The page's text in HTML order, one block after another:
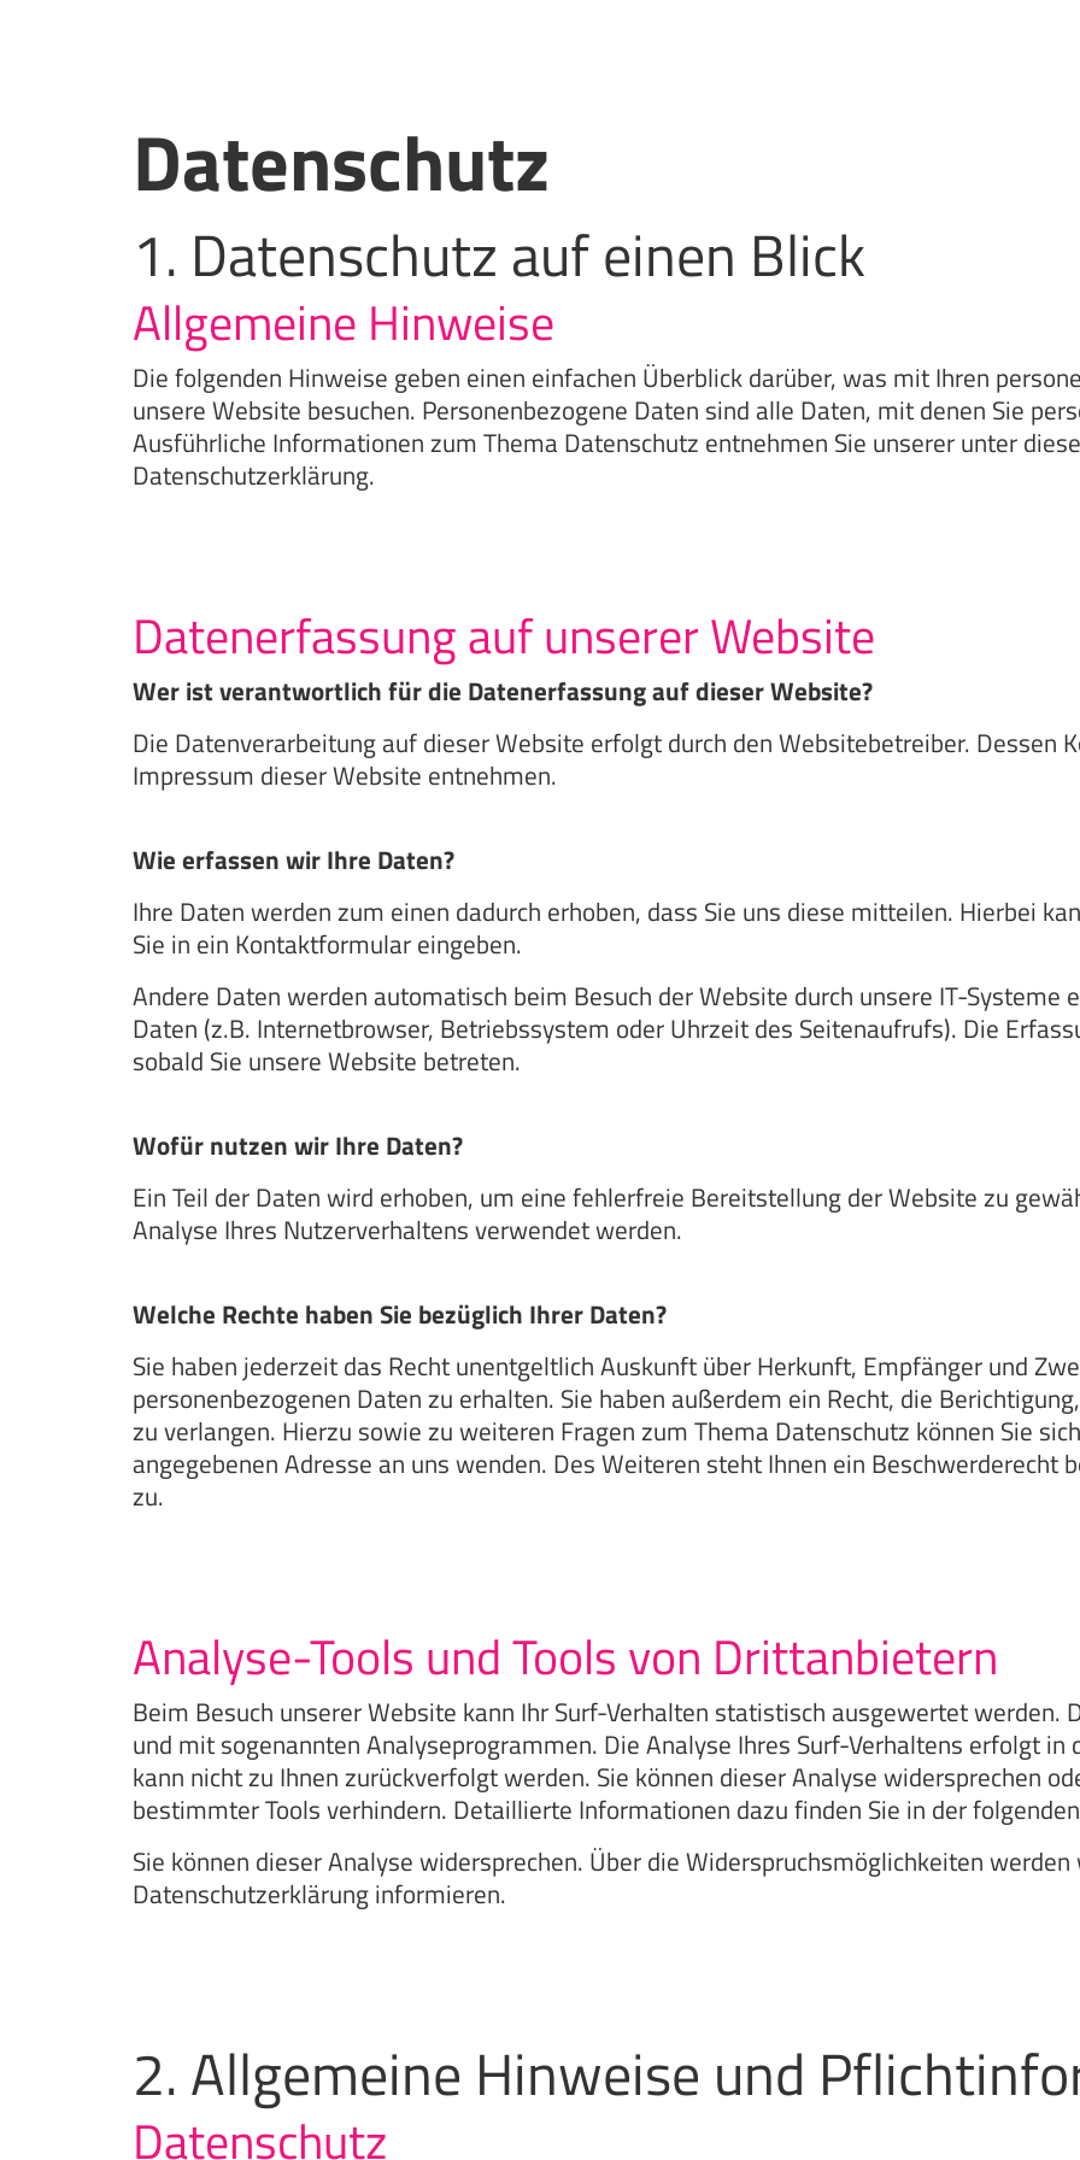
Datenschutz
1. Datenschutz auf einen Blick
Allgemeine Hinweise
Die folgenden Hinweise geben einen einfachen Überblick darüber, was mit Ihren
unsere Website besuchen. Personenbezogene Daten sind alle Daten, mit denen Sie
Ausführliche Informationen zum Thema Datenschutz entnehmen Sie unserer unter
Datenschutzerklärung.
Datenerfassung auf unserer Website
Wer ist verantwortlich für die Datenerfassung auf dieser Website?
Die Datenverarbeitung auf dieser Website erfolgt durch den Websitebetreiber. Dessen
Impressum dieser Website entnehmen.
Wie erfassen wir Ihre Daten?
Ihre Daten werden zum einen dadurch erhoben, dass Sie uns diese mitteilen. Hierbei
Sie in ein Kontaktformular eingeben.
Andere Daten werden automatisch beim Besuch der Website durch unsere IT-Systeme
Daten (z.B. Internetbrowser, Betriebssystem oder Uhrzeit des Seitenaufrufs). Die
sobald Sie unsere Website betreten.
Wofür nutzen wir Ihre Daten?
Ein Teil der Daten wird erhoben, um eine fehlerfreie Bereitstellung der Website zu
Analyse Ihres Nutzerverhaltens verwendet werden.
Welche Rechte haben Sie bezüglich Ihrer Daten?
Sie haben jederzeit das Recht unentgeltlich Auskunft über Herkunft, Empfänger und
personenbezogenen Daten zu erhalten. Sie haben außerdem ein Recht, die
zu verlangen. Hierzu sowie zu weiteren Fragen zum Thema Datenschutz können Sie
angegebenen Adresse an uns wenden. Des Weiteren steht Ihnen ein Beschwerderecht
zu.
Analyse-Tools und Tools von Drittanbietern
Beim Besuch unserer Website kann Ihr Surf-Verhalten statistisch ausgewertet werden.
und mit sogenannten Analyseprogrammen. Die Analyse Ihres Surf-Verhaltens erfolgt in
kann nicht zu Ihnen zurückverfolgt werden. Sie können dieser Analyse widersprechen
bestimmter Tools verhindern. Detaillierte Informationen dazu finden Sie in der
Sie können dieser Analyse widersprechen. Über die Widerspruchsmöglichkeiten
Datenschutzerklärung informieren.
2. Allgemeine Hinweise und
Datenschutz